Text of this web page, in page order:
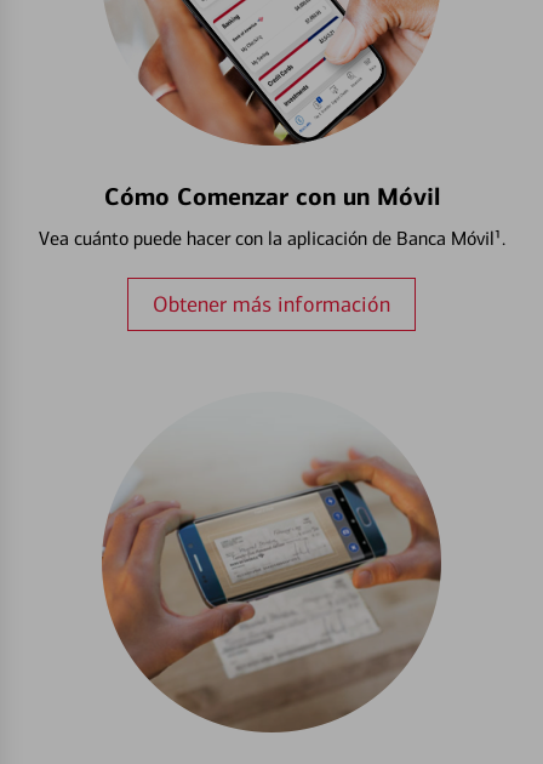
Cómo Comenzar con un Móvil
Vea cuánto puede hacer con la aplicación de Banca Móvil¹.
Obtener más información